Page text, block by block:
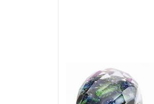
Trollbeads
Polarlicht